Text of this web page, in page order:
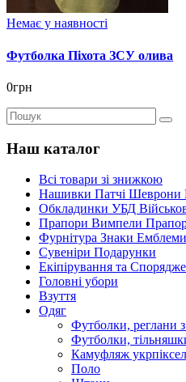
Немає у наявності
Футболка Піхота ЗСУ олива
0грн
Наш каталог
Всі товари зі знижкою
Нашивки Патчі Шеврони
Обкладинки УБД
Прапори Вимпели
Фурнітура Знаки Емблеми
Сувеніри Подарунки
Екіпірування та
Головні убори
Взуття
Одяг
Футболки, реглани
Футболки,
Камуфляж
Поло